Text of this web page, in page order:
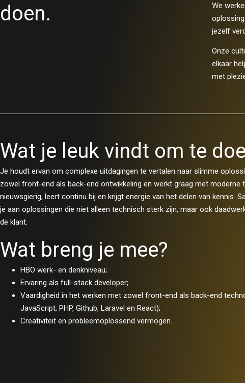
doen.
We
jezelf
Onze
elkaar
met
Wat je leuk vindt om te
Je houdt ervan om complexe uitdagingen te vertalen naar slimme
zowel front-end als back-end ontwikkeling en werkt graag met moderne
nieuwsgierig, leert continu bij en krijgt energie van het delen van kennis.
je aan oplossingen die niet alleen technisch sterk zijn, maar ook
de klant.
Wat breng je mee?
HBO werk- en denkniveau;
Ervaring als full-stack developer;
Vaardigheid in het werken met zowel front-end als back-end
JavaScript, PHP, Github, Laravel en React);
Creativiteit en probleemoplossend vermogen.